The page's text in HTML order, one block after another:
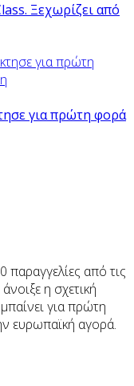
Ξεχωρίζει από
για πρώτη φορά
από τις
η σχετική
για πρώτη
ευρωπαϊκή αγορά.